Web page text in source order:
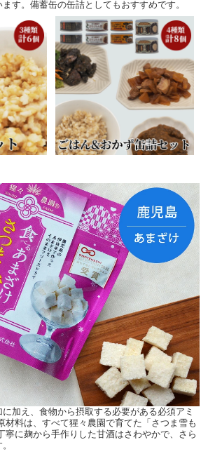
す。備蓄缶の缶詰としてもおすすめです。
加え、食物から摂取する必要がある必須アミ
材料は、すべて猩々農園で育てた「さつま雪も
寧に麹から手作りした甘酒はさわやかで、さら